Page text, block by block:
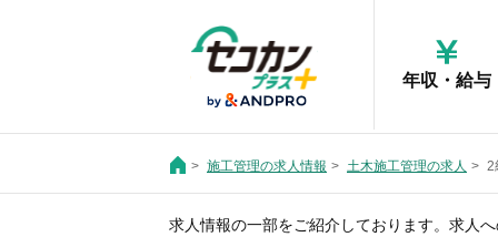
年収・給与
施工管理の求人情報 土木施工管理の求人 2
求人情報の一部をご紹介しております。求人